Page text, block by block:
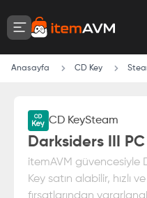
Anasayfa CD Key
CD KeySteam
Darksiders III
itemAVM güvencesiyle
Key satın alabilir, hızlı